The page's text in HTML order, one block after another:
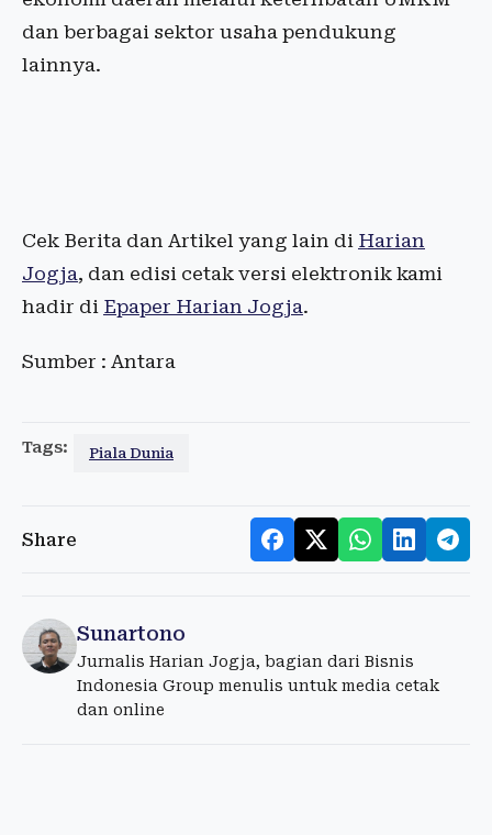
dan berbagai sektor usaha pendukung
lainnya.
Cek Berita dan Artikel yang lain di Harian
Jogja, dan edisi cetak versi elektronik kami
hadir di Epaper Harian Jogja.
Sumber : Antara
Tags: Piala Dunia
Share
Sunartono
Jurnalis Harian Jogja, bagian dari Bisnis
Indonesia Group menulis untuk media cetak
dan online